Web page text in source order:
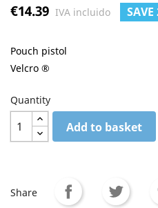
€14.39 IVA incluido SAVE
Pouch pistol
Velcro ®
Quantity
Add to basket
Share